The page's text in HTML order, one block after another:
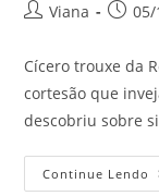
Viana
Cícero trouxe da
cortesão que
descobriu sobre
Continue Lendo